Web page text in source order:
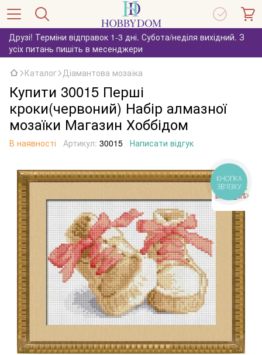
Друзі! Терміни відправок 1-3 дні. Субота/неділя вихідний. З
усіх питань пишіть в месенджери
Каталог Діамантова мозаїка
Купити 30015 Перші
кроки(червоний) Набір алмазної
мозаїки Магазин Хоббідом
В наявності Артикул: 30015 Написати відгук
КНОПКА
ЗВ'ЯЗКУ